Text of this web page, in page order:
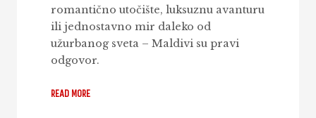
romantično utočište, luksuznu avanturu
ili jednostavno mir daleko od
užurbanog sveta – Maldivi su pravi
odgovor.
READ MORE